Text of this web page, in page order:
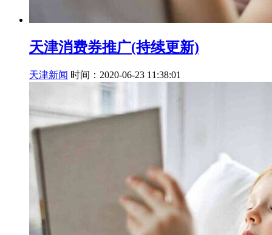
天津消费券推广(持续更新)
天津新闻 时间：2020-06-23 11:38:01